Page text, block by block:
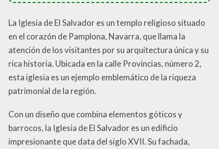
La Iglesia de El Salvador es un templo religioso situado
en el corazón de Pamplona, Navarra, que llama la
atención de los visitantes por su arquitectura única y su
rica historia. Ubicada en la calle Provincias, número 2,
esta iglesia es un ejemplo emblemático de la riqueza
patrimonial de la región.
Con un diseño que combina elementos góticos y
barrocos, la Iglesia de El Salvador es un edificio
impresionante que data del siglo XVII. Su fachada,